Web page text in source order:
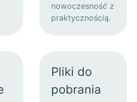
nowoczesność z
praktycznością.
Pliki do
pobrania